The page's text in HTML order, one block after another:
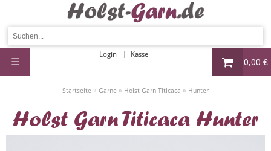
0,00 €
Login Kasse
☰
Startseite » Garne » Holst Garn Titicaca » Hunter
Holst Garn Titicaca Hunter